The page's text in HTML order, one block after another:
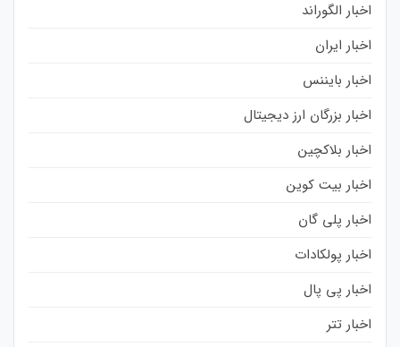
اخبار الگوراند
اخبار ایران
اخبار بایننس
اخبار بزرگان ارز دیجیتال
اخبار بلاکچین
اخبار بیت کوین
اخبار پلی گان
اخبار پولکادات
اخبار پی پال
اخبار تتر